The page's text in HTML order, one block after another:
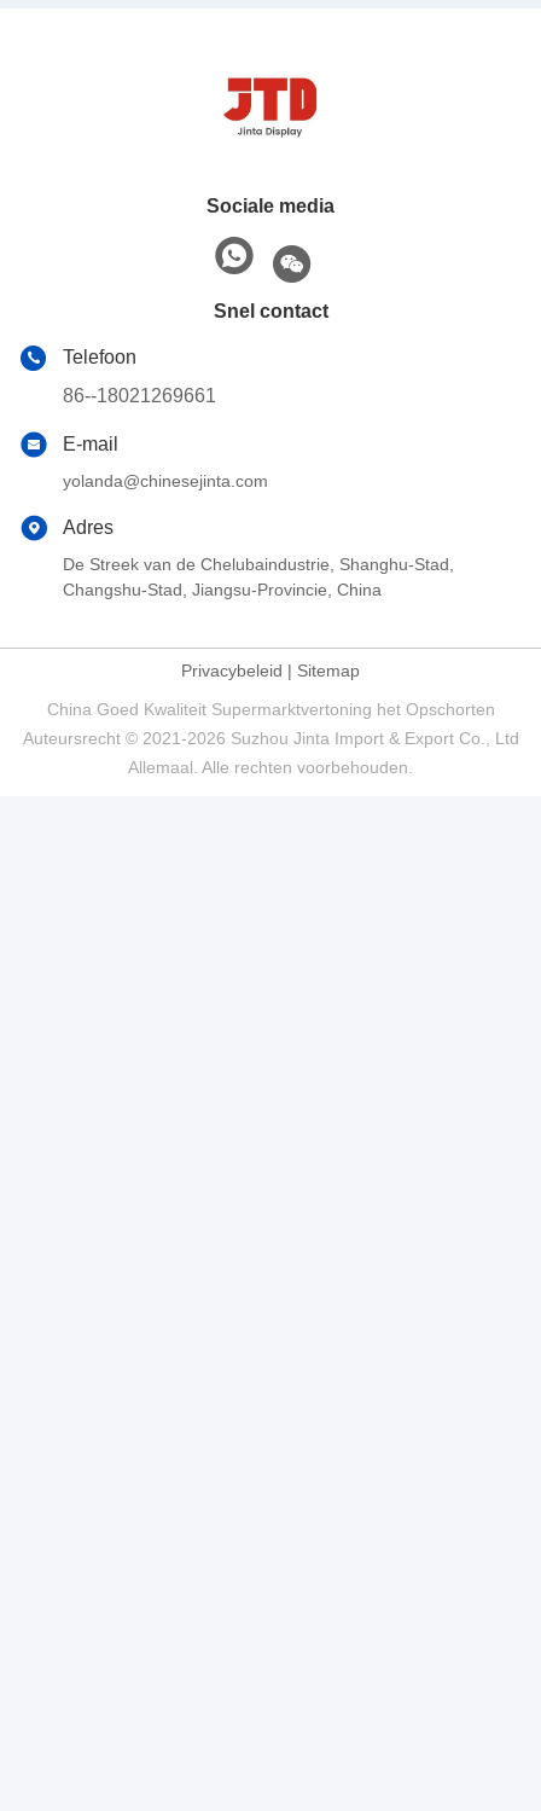
Sociale media
Snel contact
Telefoon
86--18021269661
E-mail
yolanda@chinesejinta.com
Adres
De Streek van de Chelubaindustrie, Shanghu-Stad,
Changshu-Stad, Jiangsu-Provincie, China
Privacybeleid | Sitemap
China Goed Kwaliteit Supermarktvertoning het Opschorten
Auteursrecht © 2021-2026 Suzhou Jinta Import & Export Co., Ltd
Allemaal. Alle rechten voorbehouden.